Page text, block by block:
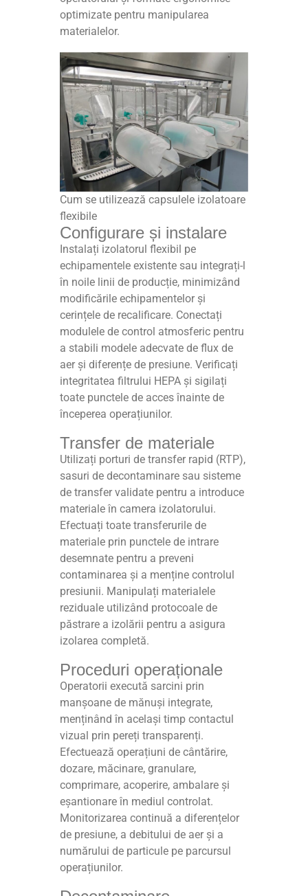
optimizate pentru manipularea
materialelor.
Cum se utilizează capsulele izolatoare
flexibile
Configurare și instalare
Instalați izolatorul flexibil pe
echipamentele existente sau integrați-l
în noile linii de producție, minimizând
modificările echipamentelor și
cerințele de recalificare. Conectați
modulele de control atmosferic pentru
a stabili modele adecvate de flux de
aer și diferențe de presiune. Verificați
integritatea filtrului HEPA și sigilați
toate punctele de acces înainte de
începerea operațiunilor.
Transfer de materiale
Utilizați porturi de transfer rapid (RTP),
sasuri de decontaminare sau sisteme
de transfer validate pentru a introduce
materiale în camera izolatorului.
Efectuați toate transferurile de
materiale prin punctele de intrare
desemnate pentru a preveni
contaminarea și a menține controlul
presiunii. Manipulați materialele
reziduale utilizând protocoale de
păstrare a izolării pentru a asigura
izolarea completă.
Proceduri operaționale
Operatorii execută sarcini prin
manșoane de mănuși integrate,
menținând în același timp contactul
vizual prin pereți transparenți.
Efectuează operațiuni de cântărire,
dozare, măcinare, granulare,
comprimare, acoperire, ambalare și
eșantionare în mediul controlat.
Monitorizarea continuă a diferențelor
de presiune, a debitului de aer și a
numărului de particule pe parcursul
operațiunilor.